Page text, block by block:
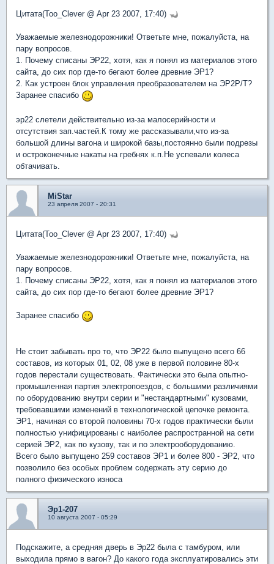
Цитата(Too_Clever @ Apr 23 2007, 17:40)
Уважаемые железнодорожники! Ответьте мне, пожалуйста, на
пару вопросов.
1. Почему списаны ЭР22, хотя, как я понял из материалов этого
сайта, до сих пор где-то бегают более древние ЭР1?
2. Как устроен блок управления преобразователем на ЭР2Р/Т?
Заранее спасибо
эр22 слетели действительно из-за малосерийности и
отсутствия зап.частей.К тому же рассказывали,что из-за
большой длины вагона и широкой базы,постоянно были подрезы
и остроконечные накаты на гребнях к.п.Не успевали колеса
обтачивать.
MiStar
23 апреля 2007 - 20:31
Цитата(Too_Clever @ Apr 23 2007, 17:40)
Уважаемые железнодорожники! Ответьте мне, пожалуйста, на
пару вопросов.
1. Почему списаны ЭР22, хотя, как я понял из материалов этого
сайта, до сих пор где-то бегают более древние ЭР1?
Заранее спасибо
Не стоит забывать про то, что ЭР22 было выпущено всего 66
составов, из которых 01, 02, 08 уже в первой половине 80-х
годов перестали существовать. Фактически это была опытно-
промышленная партия электропоездов, с большими различиями
по оборудованию внутри серии и "нестандартными" кузовами,
требовавшими изменений в технологической цепочке ремонта.
ЭР1, начиная со второй половины 70-х годов практически были
полностью унифицированы с наиболее распространной на сети
серией ЭР2, как по кузову, так и по электрооборудованию.
Всего было выпущено 259 составов ЭР1 и более 800 - ЭР2, что
позволило без особых проблем содержать эту серию до
полного физического износа
Эр1-207
10 августа 2007 - 05:29
Подскажите, а средняя дверь в Эр22 была с тамбуром, или
выходила прямо в вагон? До какого года эксплуатировались эти